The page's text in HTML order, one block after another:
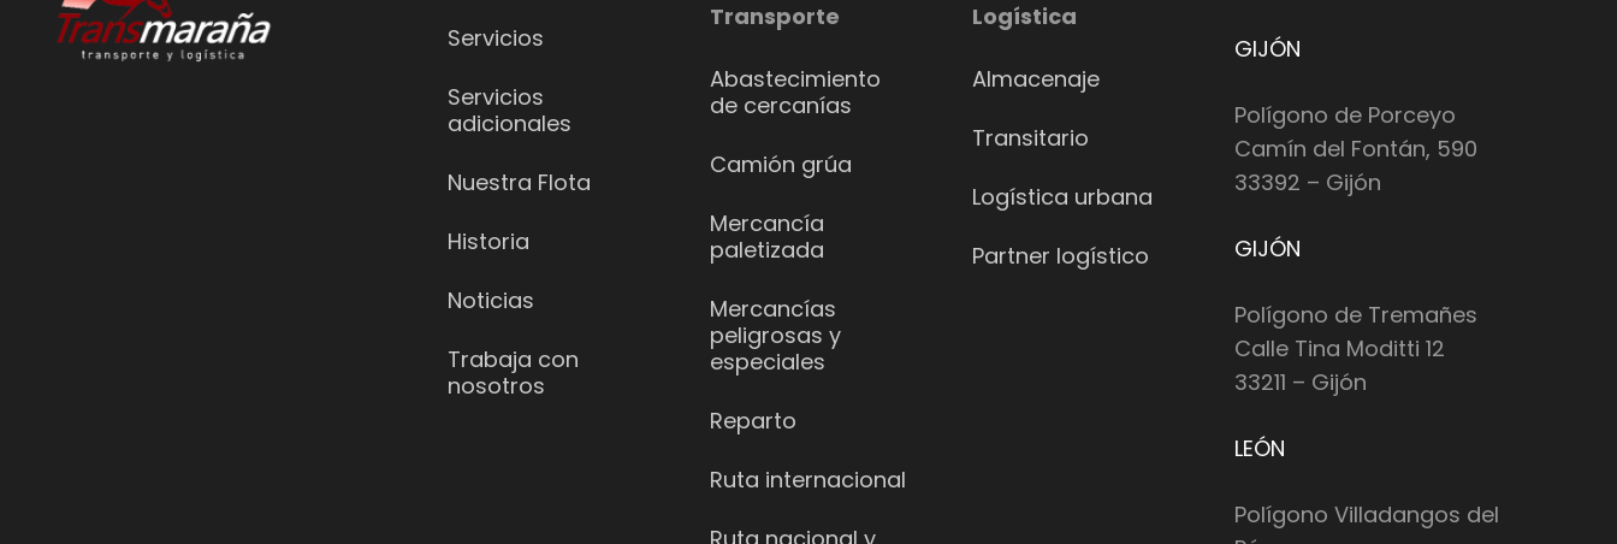
Servicios
Servicios
adicionales
Nuestra Flota
Historia
Noticias
Trabaja con
nosotros
Transporte
Abastecimiento
de cercanías
Camión grúa
Mercancía
paletizada
Mercancías
peligrosas y
especiales
Reparto
Ruta internacional
Logística
Almacenaje
Transitario
Logística urbana
Partner logístico
GIJÓN
Polígono de Porceyo
Camín del Fontán, 590
33392 – Gijón
GIJÓN
Polígono de Tremañes
Calle Tina Moditti 12
33211 – Gijón
LEÓN
Polígono Villadangos del